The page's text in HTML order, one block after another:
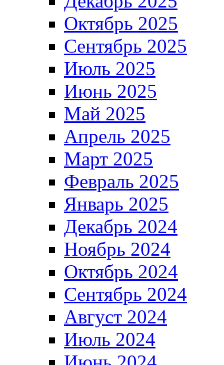
Октябрь 2025
Сентябрь 2025
Июль 2025
Июнь 2025
Май 2025
Апрель 2025
Март 2025
Февраль 2025
Январь 2025
Декабрь 2024
Ноябрь 2024
Октябрь 2024
Сентябрь 2024
Август 2024
Июль 2024